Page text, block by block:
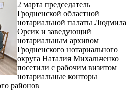
2 марта председатель
Гродненской областной
нотариальной палаты Людмила
Орсик и заведующий
нотариальным архивом
Гродненского нотариального
округа Наталия Михальченко
посетили с рабочим визитом
нотариальные конторы
районов